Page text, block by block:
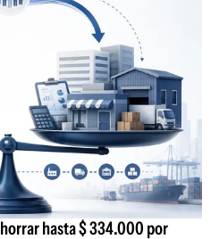
hasta $ 334.000 por